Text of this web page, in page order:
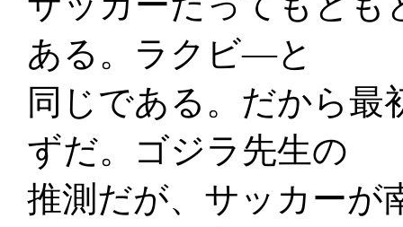
ある。ラクビ―と
同じである。だから最
ずだ。ゴジラ先生の
推測だが、サッカーが